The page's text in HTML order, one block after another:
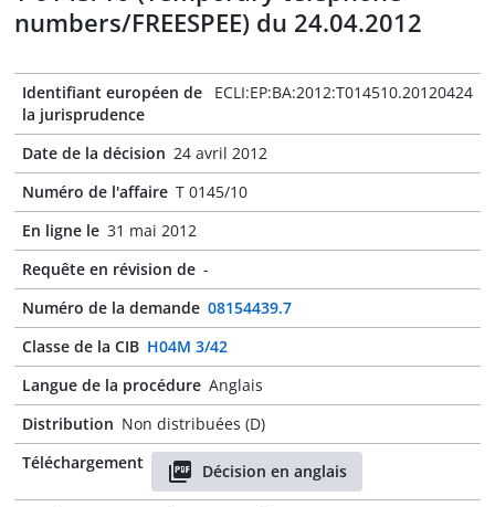
numbers/FREESPEE) du 24.04.2012
Identifiant européen de
la jurisprudence
ECLI:EP:BA:2012:T014510.20120424
Date de la décision 24 avril 2012
Numéro de l'affaire T 0145/10
En ligne le 31 mai 2012
Requête en révision de -
Numéro de la demande 08154439.7
Classe de la CIB H04M 3/42
Langue de la procédure Anglais
Distribution Non distribuées (D)
Téléchargement
Décision en anglais